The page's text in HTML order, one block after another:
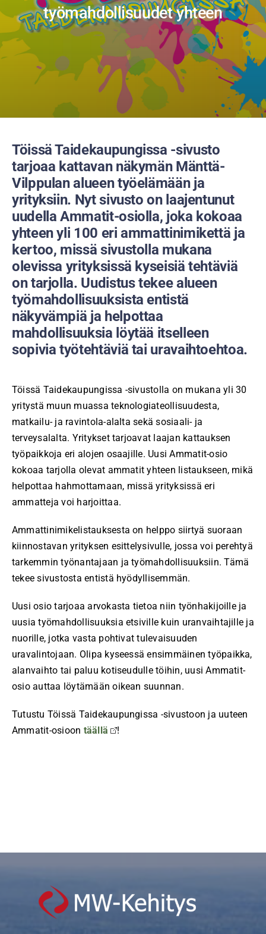
työmahdollisuudet yhteen
Töissä Taidekaupungissa -sivusto
tarjoaa kattavan näkymän Mänttä-
Vilppulan alueen työelämään ja
yrityksiin. Nyt sivusto on laajentunut
uudella Ammatit-osiolla, joka kokoaa
yhteen yli 100 eri ammattinimikettä ja
kertoo, missä sivustolla mukana
olevissa yrityksissä kyseisiä tehtäviä
on tarjolla. Uudistus tekee alueen
työmahdollisuuksista entistä
näkyvämpiä ja helpottaa
mahdollisuuksia löytää itselleen
sopivia työtehtäviä tai uravaihtoehtoa.
Töissä Taidekaupungissa -sivustolla on mukana yli 30
yritystä muun muassa teknologiateollisuudesta,
matkailu- ja ravintola-alalta sekä sosiaali- ja
terveysalalta. Yritykset tarjoavat laajan kattauksen
työpaikkoja eri alojen osaajille. Uusi Ammatit-osio
kokoaa tarjolla olevat ammatit yhteen listaukseen, mikä
helpottaa hahmottamaan, missä yrityksissä eri
ammatteja voi harjoittaa.
Ammattinimikelistauksesta on helppo siirtyä suoraan
kiinnostavan yrityksen esittelysivulle, jossa voi perehtyä
tarkemmin työnantajaan ja työmahdollisuuksiin. Tämä
tekee sivustosta entistä hyödyllisemmän.
Uusi osio tarjoaa arvokasta tietoa niin työnhakijoille ja
uusia työmahdollisuuksia etsiville kuin uranvaihtajille ja
nuorille, jotka vasta pohtivat tulevaisuuden
uravalintojaan. Olipa kyseessä ensimmäinen työpaikka,
alanvaihto tai paluu kotiseudulle töihin, uusi Ammatit-
osio auttaa löytämään oikean suunnan.
Tutustu Töissä Taidekaupungissa -sivustoon ja uuteen
Ammatit-osioon täällä !